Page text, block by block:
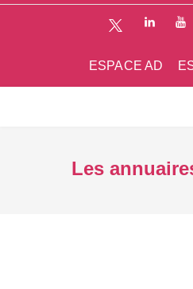
ESPACE AD
Les